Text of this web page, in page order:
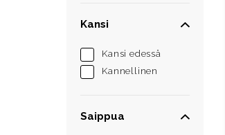
Kansi
Kansi edessä
Kannellinen
Saippua